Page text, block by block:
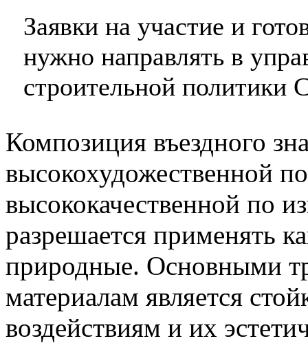
Заявки на участие и
нужно направлять в
строительной политики
Композиция въездного
высокохудожественной
высококачественной по
разрешается применять
природные. Основными
материалам является
воздействиям и их